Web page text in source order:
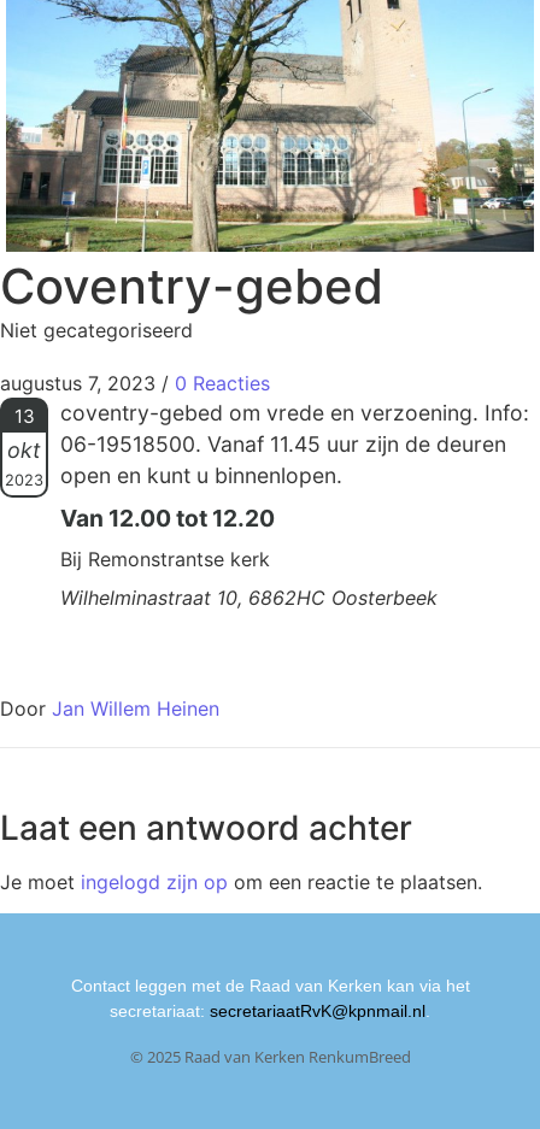
Coventry-gebed
Niet gecategoriseerd
augustus 7, 2023 / 0 Reacties
13
okt
2023
coventry-gebed om vrede en verzoening. Info:
06-19518500. Vanaf 11.45 uur zijn de deuren
open en kunt u binnenlopen.
Van 12.00 tot 12.20
Bij Remonstrantse kerk
Wilhelminastraat 10, 6862HC Oosterbeek
Door Jan Willem Heinen
Laat een antwoord achter
Je moet ingelogd zijn op om een reactie te plaatsen.
Contact leggen met de Raad van Kerken kan via het
secretariaat: secretariaatRvK@kpnmail.nl.
© 2025 Raad van Kerken RenkumBreed